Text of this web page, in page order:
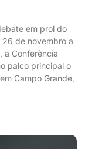
em prol do
de novembro a
a Conferência
palco principal o
Campo Grande,